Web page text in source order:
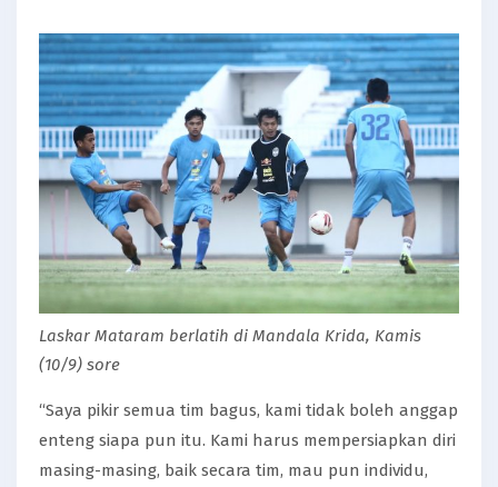
Laskar Mataram berlatih di Mandala Krida, Kamis
(10/9) sore
“Saya pikir semua tim bagus, kami tidak boleh anggap
enteng siapa pun itu. Kami harus mempersiapkan diri
masing-masing, baik secara tim, mau pun individu,